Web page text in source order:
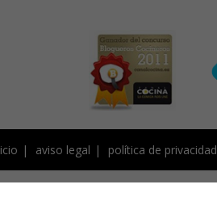
aviso legal política de privacidad